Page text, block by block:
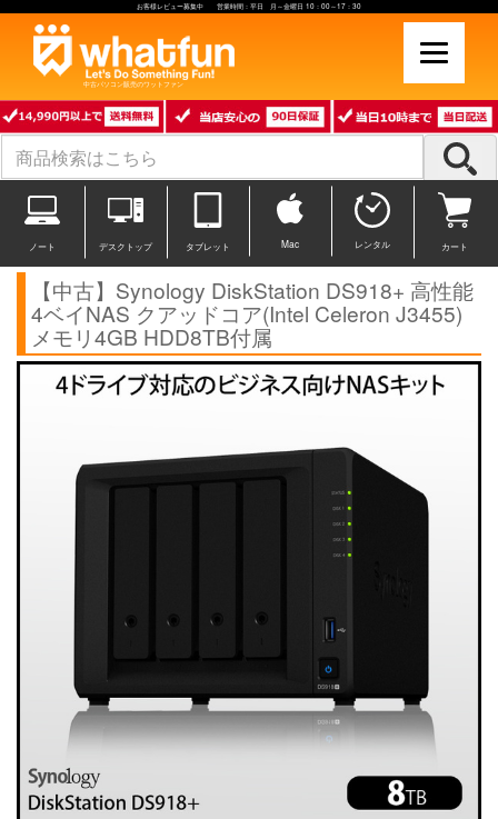
お客様レビュー募集中 営業時間：平日 月～金曜日 10：00～17：30
中古パソコン販売のワットファン
ノート デスクトップ タブレット Mac レンタル カート
【中古】Synology DiskStation DS918+ 高性能
4ベイNAS クアッドコア(Intel Celeron J3455)
メモリ4GB HDD8TB付属